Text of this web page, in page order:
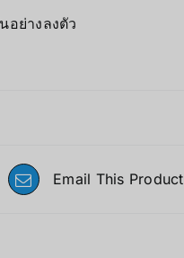
อย่างลงตัว
Email This Product